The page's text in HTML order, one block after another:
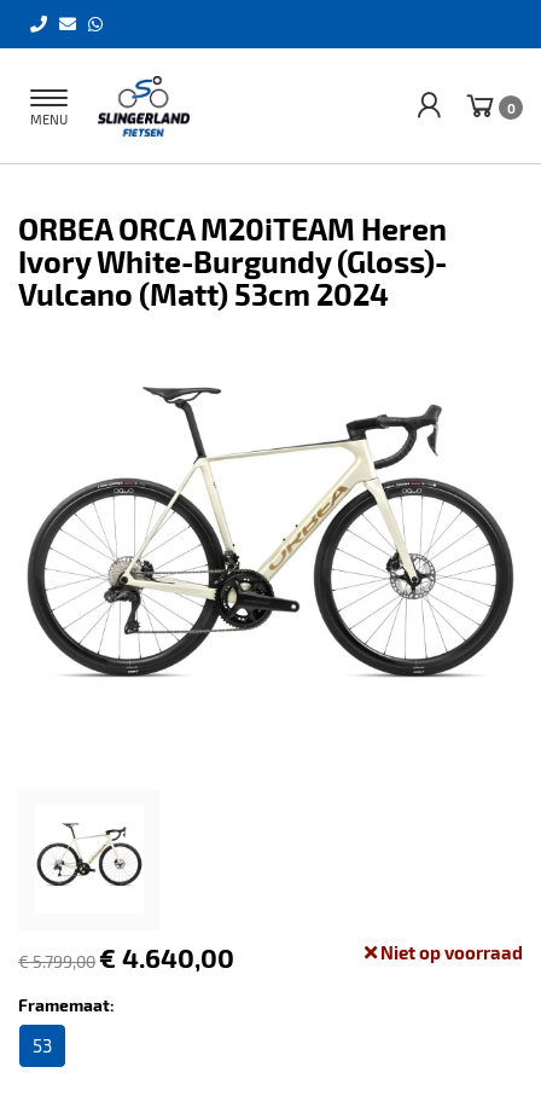
Toggle
navigation
MENU
0
ORBEA ORCA M20iTEAM Heren
Ivory White-Burgundy (Gloss)-
Vulcano (Matt) 53cm 2024
€ 5.799,00€ 4.640,00 Niet op voorraad
Framemaat:
53